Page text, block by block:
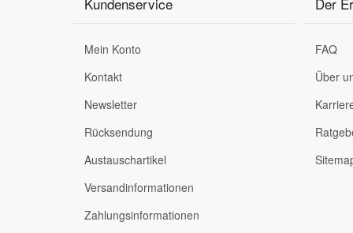
Mein Konto
Kontakt
Newsletter
Rücksendung
Austauschartikel
Versandinformationen
Zahlungsinformationen
FAQ
Über
Mercedes Ersatzteile
Mini Ersatzteile
Mitsubishi Ersatzteile
Nissan Ersatzteile